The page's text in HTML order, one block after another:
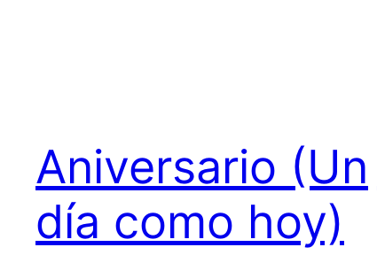
Aniversario (Un
día como hoy)